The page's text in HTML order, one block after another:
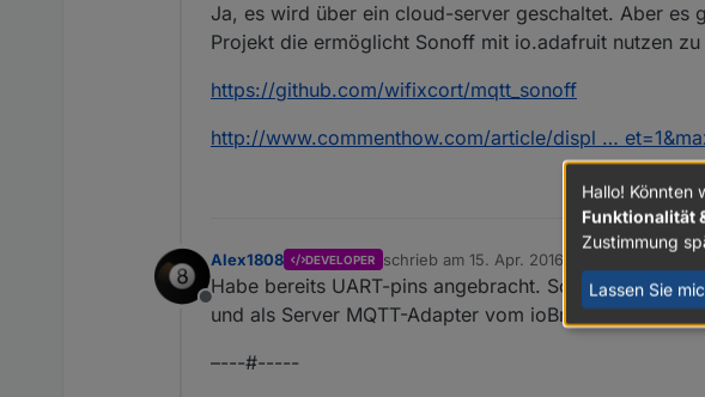
Ja, es wird über ein cloud-server geschaltet. Aber
Projekt die ermöglicht Sonoff mit io.adafruit nutzen zu
https://github.com/wifixcort/mqtt_sonoff
http://www.commenthow.com/article/displ …
Offline
Alex1808 DEVELOPER schrieb am 15. Apr. 2016, 07:21
zuletzt editiert von
Habe bereits UART-pins angebracht. Soweit ist alles
und als Server MQTT-Adapter vom ioBroker einrichten.
–---#-----
Hallo! Könnten
Funktionalität
Zustimmung
Lassen Sie